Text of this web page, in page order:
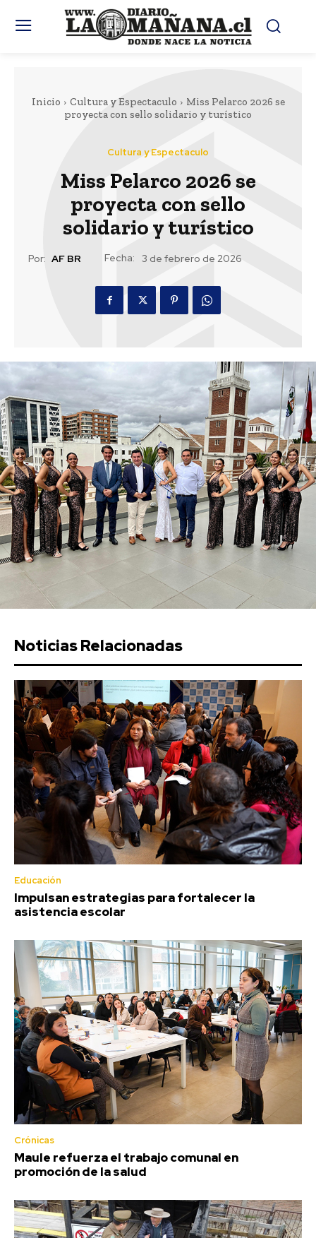
Inicio Cultura y Espectaculo
Miss Pelarco 2026 se
proyecta con sello solidario y turístico
Cultura y Espectaculo
Miss Pelarco 2026 se
proyecta con sello
solidario y turístico
Por: AF BR Fecha: 3 de febrero de 2026
Noticias Relacionadas
Educación
Impulsan estrategias para fortalecer la
asistencia escolar
Crónicas
Maule refuerza el trabajo comunal en
promoción de la salud